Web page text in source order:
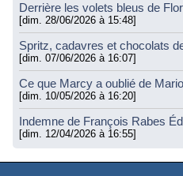
Derrière les volets bleus de
[dim. 28/06/2026 à 15:48]
Spritz, cadavres et chocolats
[dim. 07/06/2026 à 16:07]
Ce que Marcy a oublié de
[dim. 10/05/2026 à 16:20]
Indemne de François Rabes
[dim. 12/04/2026 à 16:55]